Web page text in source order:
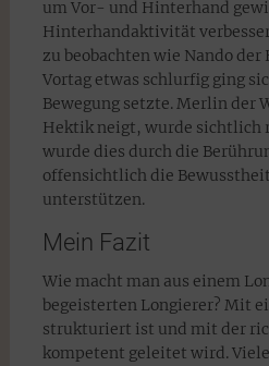
um Vor- und Hinterhand
Hinterhandaktivität
zu beobachten wie Nando
Vortag etwas schlurfig ging
Bewegung setzte. Merlin der
Hektik neigt, wurde sichtlich
wurde dies durch die
offensichtlich die
unterstützen.
Mein Fazit
Wie macht man aus einem
begeisterten Longierer? Mit
strukturiert ist und mit der
kompetent geleitet wird.